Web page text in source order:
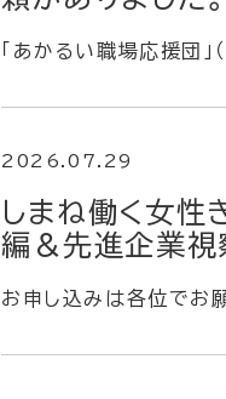
「あかるい職場応援団
2026.07.29
しまね働く女性
編＆先進企業視
お申し込みは各位でお